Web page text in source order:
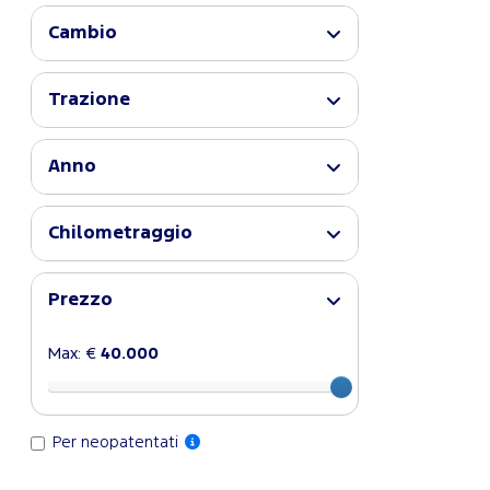
Cambio
Trazione
Anno
Chilometraggio
Prezzo
Max: € 40.000
Per neopatentati